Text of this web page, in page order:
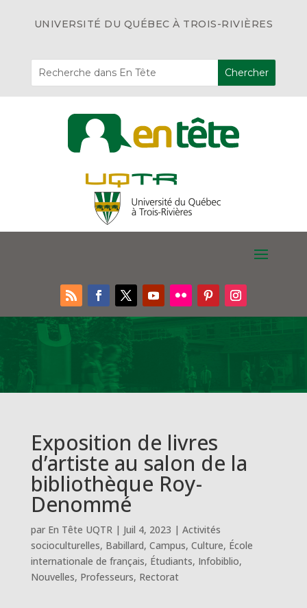
UNIVERSITÉ DU QUÉBEC À TROIS-RIVIÈRES
Exposition de livres
d’artiste au salon de la
bibliothèque Roy-
Denommé
par En Tête UQTR| Juil 4, 2023 | Activités
socioculturelles, Babillard, Campus, Culture, École
internationale de français, Étudiants, Infobiblio,
Nouvelles, Professeurs, Rectorat